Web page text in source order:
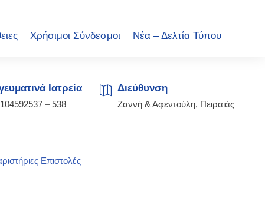
Χρήσιμοι Σύνδεσμοι Νέα – Δελτία Τύπου
Ιατρεία
–538
Διεύθυνση
Ζαννή & Αφεντούλη, Πειραιάς
Επιστολές